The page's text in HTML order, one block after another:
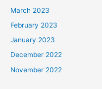
March 2023
February 2023
January 2023
December 2022
November 2022